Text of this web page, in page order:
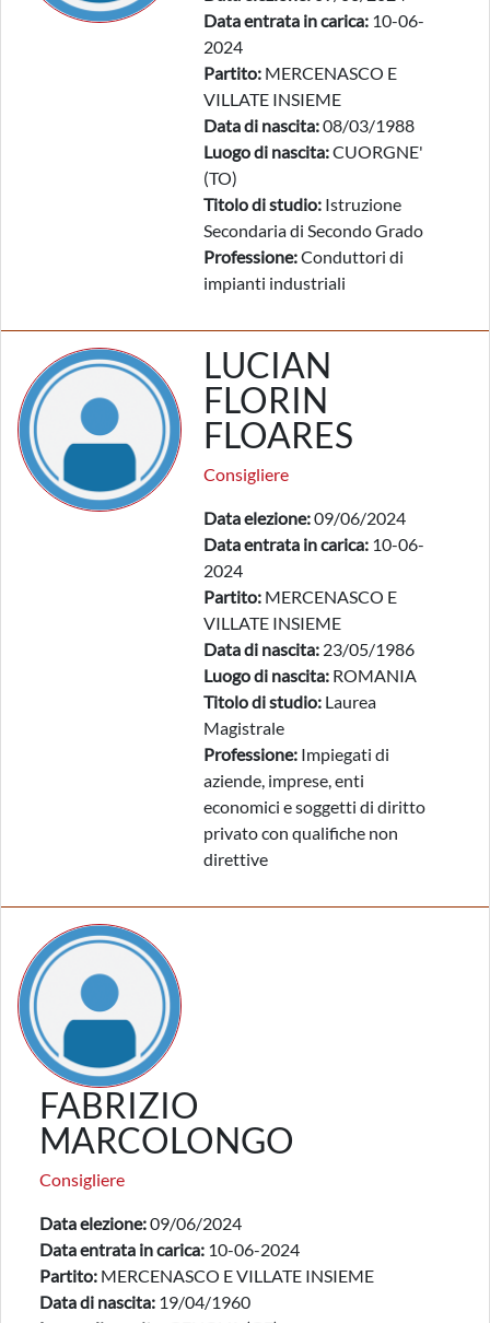
Data entrata in carica: 10-06-
2024
Partito: MERCENASCO E
VILLATE INSIEME
Data di nascita:08/03/1988
Luogo di nascita:CUORGNE'
(TO)
Titolo di studio: Istruzione
Secondaria di Secondo Grado
Professione:Conduttori di
impianti industriali
LUCIAN
FLORIN
FLOARES
Consigliere
Data elezione:09/06/2024
Data entrata in carica: 10-06-
2024
Partito: MERCENASCO E
VILLATE INSIEME
Data di nascita: 23/05/1986
Luogo di nascita: ROMANIA
Titolo di studio: Laurea
Magistrale
Professione: Impiegati di
aziende, imprese, enti
economici e soggetti di diritto
privato con qualifiche non
direttive
FABRIZIO
MARCOLONGO
Consigliere
Data elezione:09/06/2024
Data entrata in carica: 10-06-2024
Partito: MERCENASCO E VILLATE INSIEME
Data di nascita: 19/04/1960